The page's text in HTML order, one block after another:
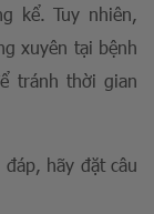
kể. Tuy nhiên,
xuyên tại bệnh
tránh thời gian
hãy đặt câu